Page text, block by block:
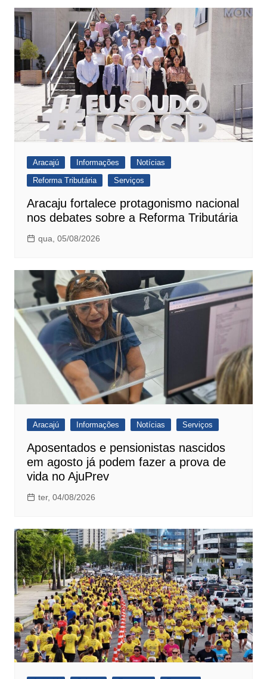
Aracajú Informações
Notícias
Reforma Tributária
Serviços
Aracaju fortalece protagonismo nacional
nos debates sobre a Reforma Tributária
qua, 05/08/2026
Aracajú Informações Notícias Serviços
Aposentados e pensionistas nascidos
em agosto já podem fazer a prova de
vida no AjuPrev
ter, 04/08/2026